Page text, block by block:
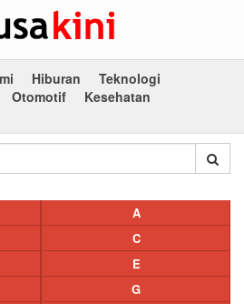
Hiburan
Teknologi
Otomotif
Kesehatan
A
C
E
G